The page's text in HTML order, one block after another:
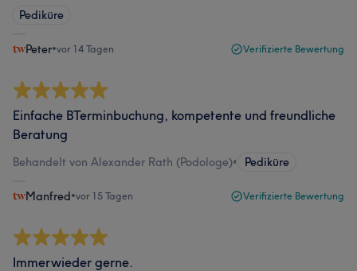
Pediküre
Peter•vor 14 Tagen Verifizierte Bewertung
Einfache BTerminbuchung, kompetente und freundliche
Beratung
Behandelt von Alexander Rath (Podologe)• Pediküre
Manfred•vor 15 Tagen Verifizierte Bewertung
Immerwieder gerne.